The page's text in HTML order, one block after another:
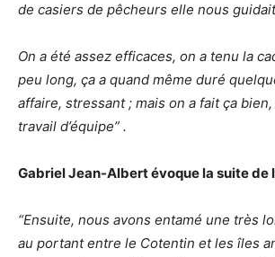
de casiers de pêcheurs elle nous
On a été assez efficaces, on a tenu la
peu long, ça a quand même duré
affaire, stressant ; mais on a fait ça
travail d’équipe” .
Gabriel Jean-Albert évoque la suite de
“Ensuite, nous avons entamé une très
au portant entre le Cotentin et les îles